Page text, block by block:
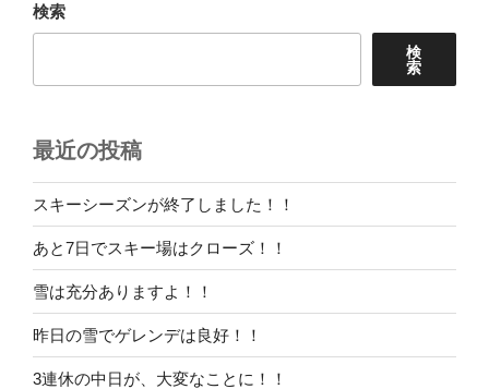
ン
検索
検
索
最近の投稿
スキーシーズンが終了しました！！
あと7日でスキー場はクローズ！！
雪は充分ありますよ！！
昨日の雪でゲレンデは良好！！
3連休の中日が、大変なことに！！